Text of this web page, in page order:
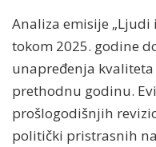
Analiza emisije „Ljudi
tokom 2025. godine
unapređenja
prethodnu godinu.
prošlogodišnjih
politički pristrasnih